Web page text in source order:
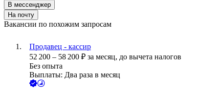
В мессенджер
На почту
Вакансии по похожим запросам
Продавец - кассир
52 200 – 58 200 ₽ за месяц, до вычета налогов
Без опыта
Выплаты: Два раза в месяц